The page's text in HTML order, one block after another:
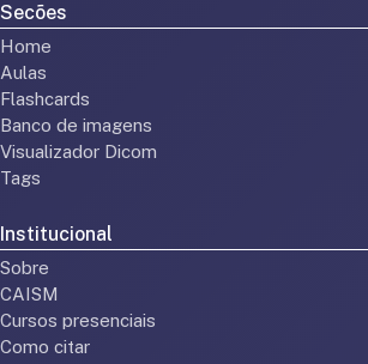
Secões
Home
Aulas
Flashcards
Banco de imagens
Visualizador Dicom
Tags
Institucional
Sobre
CAISM
Cursos presenciais
Como citar